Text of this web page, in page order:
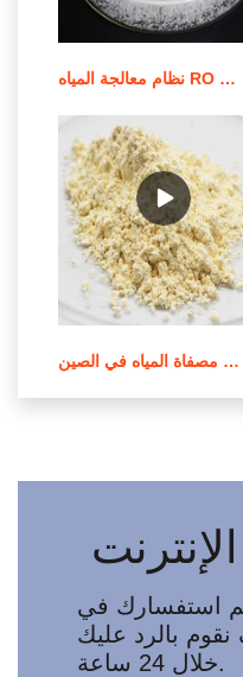
نظام معالجة المياه RO بقدرة 500 لتر في الساعة/نظام عرض RO للبيع
معالجة المياه وتنقيتها في مصفاة المياه في الصين
استفسارك في
بالرد عليك
خلال 24 ساعة.